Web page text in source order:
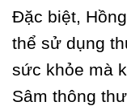
Đặc biệt,
thể sử dụng
sức khỏe mà
Sâm thông